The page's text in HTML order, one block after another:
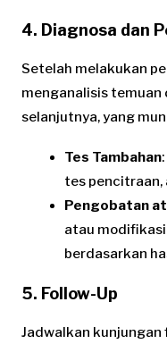
4. Diagnosa dan
Setelah melakukan
menganalisis temuan
selanjutnya, yang
Tes Tambahan
tes pencitraan,
Pengobatan
atau modifikasi
berdasarkan
5. Follow-Up
Jadwalkan